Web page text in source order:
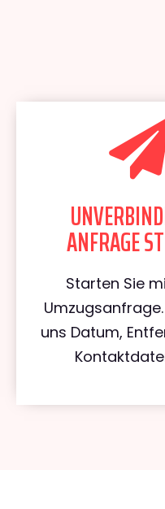
ANFRAGE
Starten Sie
uns Datum,